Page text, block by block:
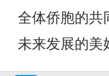
全体侨胞的共
未来发展的美